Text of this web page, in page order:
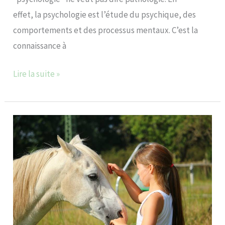
effet, la psychologie est l’étude du psychique, des
comportements et des processus mentaux. C’est la
connaissance à
Lire la suite »
Psychologue,
Psychologie
avec
le
cheval,
thérapeute,
équithérapeute…